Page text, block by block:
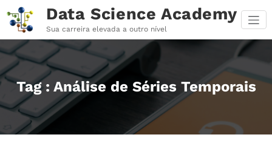
para
conteúdo
Data Science Academy
Sua carreira elevada a outro nível
Tag : Análise de Séries Temporais